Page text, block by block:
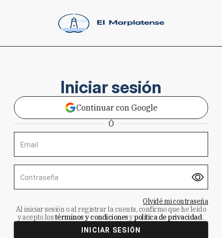
Iniciar sesión
Continuar con Google
Ó
Email
Contraseña
Olvidé mi contraseña
Al iniciar sesión o al registrar la cuenta, confirmo que he leído
y acepto lostérminos y condicionesypolítica de privacidad.
INICIAR SESIÓN